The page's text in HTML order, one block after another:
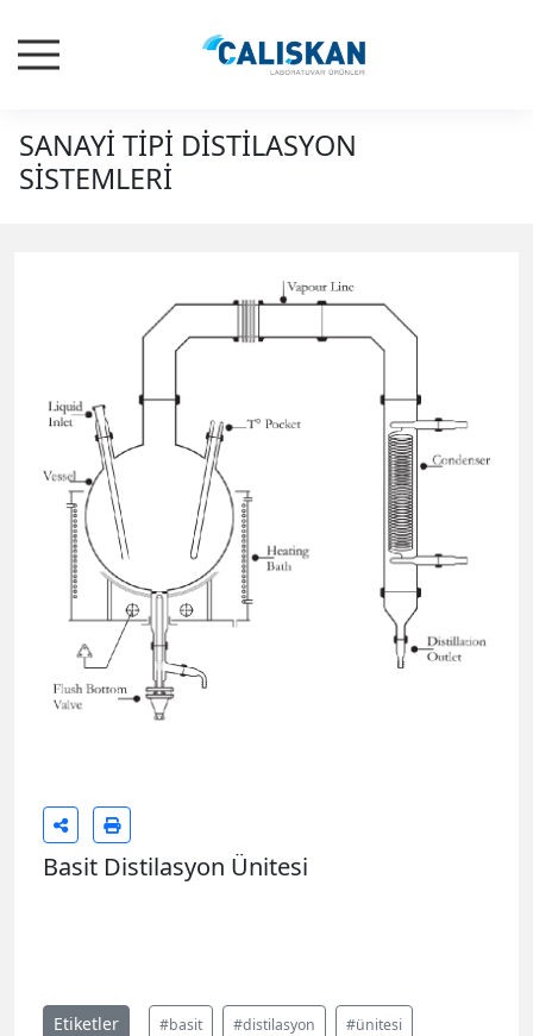
SANAYİ TİPİ DİSTİLASYON
SİSTEMLERİ
Basit Distilasyon Ünitesi
Etiketler #basit #distilasyon #ünitesi